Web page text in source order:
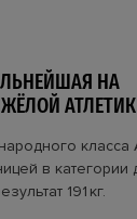
НА
класса
в категории
191 кг.